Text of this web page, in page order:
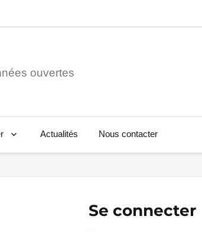
ouvertes
Actualités Nous contacter
Se connecter